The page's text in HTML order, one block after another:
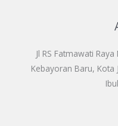
Jl RS Fatmawati
Kebayoran Baru, Kota